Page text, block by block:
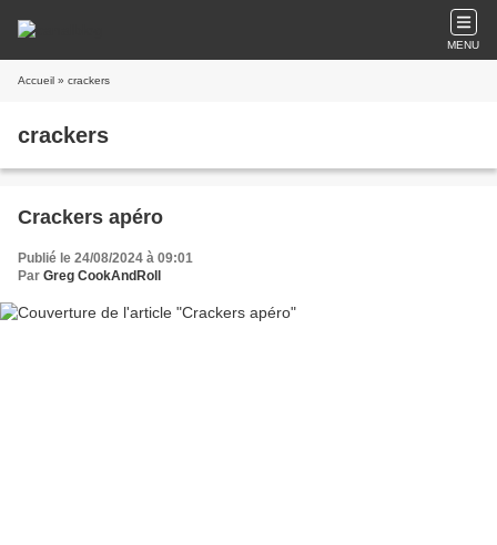
MENU
Accueil » crackers
crackers
Crackers apéro
Publié le 24/08/2024 à 09:01
Par Greg CookAndRoll